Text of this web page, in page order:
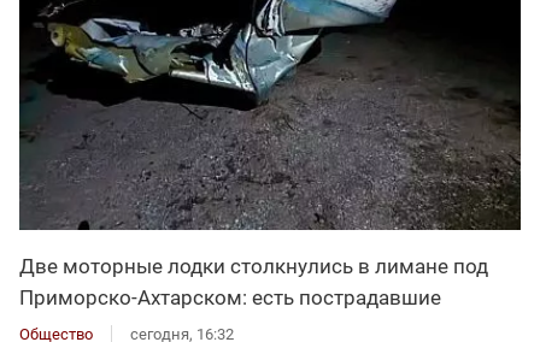
Две моторные лодки столкнулись в лимане под
Приморско-Ахтарском: есть пострадавшие
Общество сегодня, 16:32